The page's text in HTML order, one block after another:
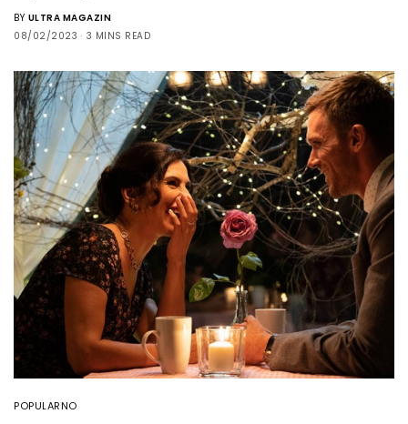
BY ULTRA MAGAZIN
08/02/2023
3 MINS READ
POPULARNO